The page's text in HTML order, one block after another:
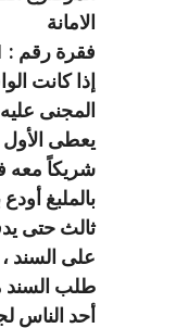
الامانة
فقرة رقم : 1
إذا كانت
المجنى
يعطى
شريكاً معه
بالملبغ
ثالث حتى
على السند ،
طلب السند
أحد الناس